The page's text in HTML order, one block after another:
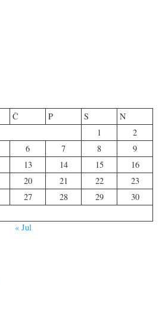
Č P S
N
1
2
6 7 8
9
13 14 15
16
20 21 22
23
27 28 29
30
« Jul